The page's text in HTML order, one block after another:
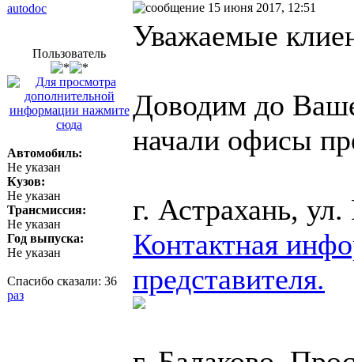
autodoc 15 июня 2017, 12:51
Пользователь
Автомобиль:
Не указан
Кузов:
Не указан
Трансмиссия:
Не указан
Год выпуска:
Не указан
Спасибо сказали: 36
раз
Уважаемые
Доводим до
начали офисы
г. Астрахань,
Контактная
представителя.